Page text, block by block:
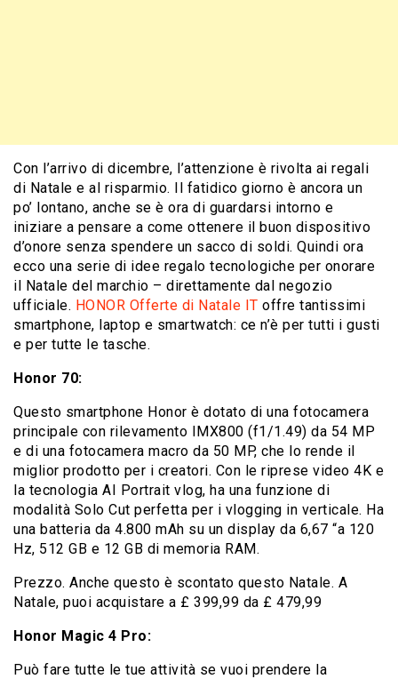
Con l’arrivo di dicembre, l’attenzione è rivolta ai regali
di Natale e al risparmio. Il fatidico giorno è ancora un
po’ lontano, anche se è ora di guardarsi intorno e
iniziare a pensare a come ottenere il buon dispositivo
d’onore senza spendere un sacco di soldi. Quindi ora
ecco una serie di idee regalo tecnologiche per onorare
il Natale del marchio – direttamente dal negozio
ufficiale. HONOR Offerte di Natale IT offre tantissimi
smartphone, laptop e smartwatch: ce n’è per tutti i gusti
e per tutte le tasche.
Honor 70:
Questo smartphone Honor è dotato di una fotocamera
principale con rilevamento IMX800 (f1/1.49) da 54 MP
e di una fotocamera macro da 50 MP, che lo rende il
miglior prodotto per i creatori. Con le riprese video 4K e
la tecnologia AI Portrait vlog, ha una funzione di
modalità Solo Cut perfetta per i vlogging in verticale. Ha
una batteria da 4.800 mAh su un display da 6,67 “a 120
Hz, 512 GB e 12 GB di memoria RAM.
Prezzo. Anche questo è scontato questo Natale. A
Natale, puoi acquistare a £ 399,99 da £ 479,99
Honor Magic 4 Pro:
Può fare tutte le tue attività se vuoi prendere la